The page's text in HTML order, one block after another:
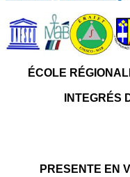
ÉCOLE
INTEGRÉS
PRESENTE EN